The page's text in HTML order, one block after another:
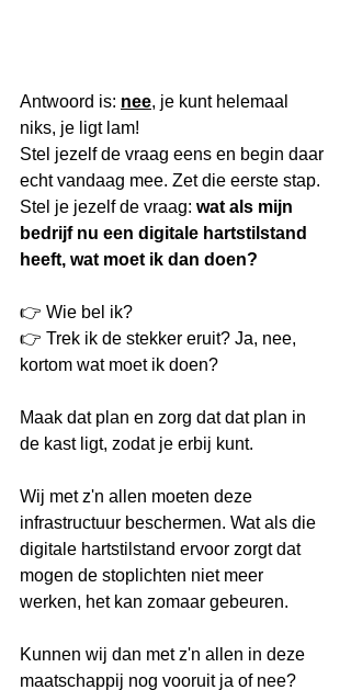
Antwoord is: nee, je kunt helemaal
niks, je ligt lam!
Stel jezelf de vraag eens en begin daar
echt vandaag mee. Zet die eerste stap.
Stel je jezelf de vraag: wat als mijn
bedrijf nu een digitale hartstilstand
heeft, wat moet ik dan doen?
👉 Wie bel ik?
👉 Trek ik de stekker eruit? Ja, nee,
kortom wat moet ik doen?
Maak dat plan en zorg dat dat plan in
de kast ligt, zodat je erbij kunt.
Wij met z'n allen moeten deze
infrastructuur beschermen. Wat als die
digitale hartstilstand ervoor zorgt dat
mogen de stoplichten niet meer
werken, het kan zomaar gebeuren.
Kunnen wij dan met z'n allen in deze
maatschappij nog vooruit ja of nee?